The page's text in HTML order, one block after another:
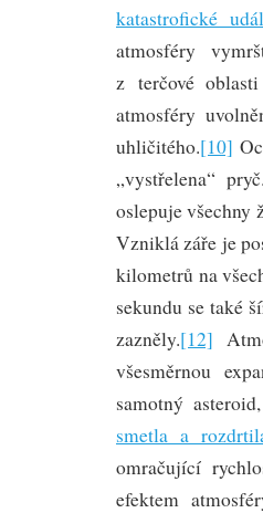
katastrofické
atmosféry
z terčové oblasti
atmosféry
uhličitého.[10]
„vystřelena“
oslepuje
Vzniklá záře je
kilometrů na
sekundu se také
zazněly.[12]
všesměrnou
samotný
smetla a
omračující
efektem